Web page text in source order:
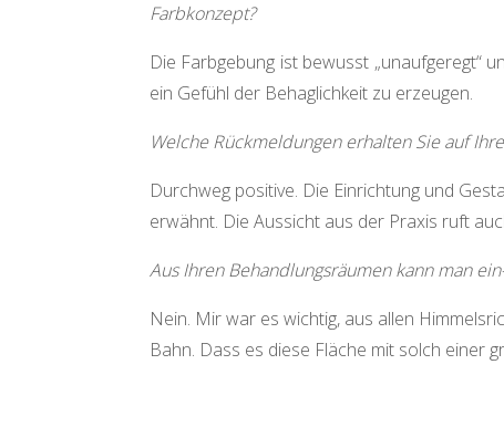
Farbkonzept?
Die Farbgebung ist bewusst „unaufgeregt“
ein Gefühl der Behaglichkeit zu erzeugen.
Welche Rückmeldungen erhalten Sie auf
Durchweg positive. Die Einrichtung und
erwähnt. Die Aussicht aus der Praxis ruft
Aus Ihren Behandlungsräumen kann man
Nein. Mir war es wichtig, aus allen
Bahn. Dass es diese Fläche mit solch einer